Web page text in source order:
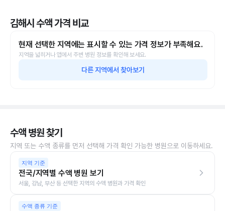
김해시 수액 가격 비교
현재 선택한 지역에는 표시할 수 있는 가격 정보가 부족해요.
지역을 넓히거나 앱에서 주변 병원 정보를 확인해 보세요.
다른 지역에서 찾아보기
수액 병원 찾기
지역 또는 수액 종류를 먼저 선택해 가격 확인 가능한 병원으로 이동하세요.
지역 기준
전국/지역별 수액 병원 보기
서울, 강남, 부산 등 선택한 지역의 수액 병원과 가격 확인
수액 종류 기준